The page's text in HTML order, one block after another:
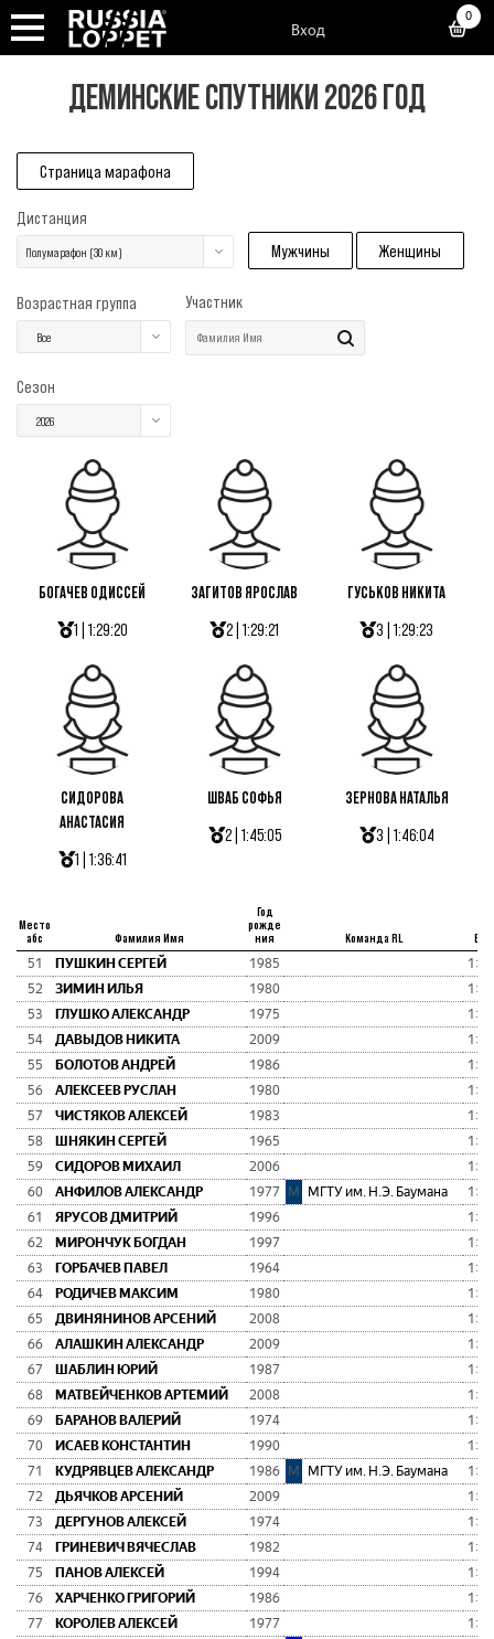
Вход
0
ДЕМИНСКИЕ СПУТНИКИ 2026 ГОД
Страница марафона
Дистанция
Полумарафон (30 км) Мужчины Женщины
Возрастная группа
Все
Участник
Сезон
2026
БОГАЧЕВ ОДИССЕЙ
1 | 1:29:20
ЗАГИТОВ ЯРОСЛАВ
2 | 1:29:21
ГУСЬКОВ НИКИТА
3 | 1:29:23
СИДОРОВА
АНАСТАСИЯ
1 | 1:36:41
ШВАБ СОФЬЯ
2 | 1:45:05
ЗЕРНОВА НАТАЛЬЯ
3 | 1:46:04
Место
абс
Фамилия Имя
Год
рожде
ния
Команда RL
51 ПУШКИН СЕРГЕЙ 1985
52
ЗИМИН ИЛЬЯ 1980
53
ГЛУШКО АЛЕКСАНДР 1975
54
ДАВЫДОВ НИКИТА 2009
55
БОЛОТОВ АНДРЕЙ 1986
56
АЛЕКСЕЕВ РУСЛАН 1980
57
ЧИСТЯКОВ АЛЕКСЕЙ 1983
58
ШНЯКИН СЕРГЕЙ 1965
59
СИДОРОВ МИХАИЛ 2006
60
АНФИЛОВ АЛЕКСАНДР 1977 М МГТУ им. Н.Э. Баумана
61
ЯРУСОВ ДМИТРИЙ 1996
62
МИРОНЧУК БОГДАН 1997
63
ГОРБАЧЕВ ПАВЕЛ 1964
64
РОДИЧЕВ МАКСИМ 1980
65
ДВИНЯНИНОВ АРСЕНИЙ 2008
66
АЛАШКИН АЛЕКСАНДР 2009
67
ШАБЛИН ЮРИЙ 1987
68
МАТВЕЙЧЕНКОВ АРТЕМИЙ 2008
69
БАРАНОВ ВАЛЕРИЙ 1974
70
ИСАЕВ КОНСТАНТИН 1990
71
КУДРЯВЦЕВ АЛЕКСАНДР 1986 М МГТУ им. Н.Э. Баумана
72
ДЬЯЧКОВ АРСЕНИЙ 2009
73
ДЕРГУНОВ АЛЕКСЕЙ 1974
74
ГРИНЕВИЧ ВЯЧЕСЛАВ 1982
75
ПАНОВ АЛЕКСЕЙ 1994
76
ХАРЧЕНКО ГРИГОРИЙ 1986
77
КОРОЛЕВ АЛЕКСЕЙ 1977